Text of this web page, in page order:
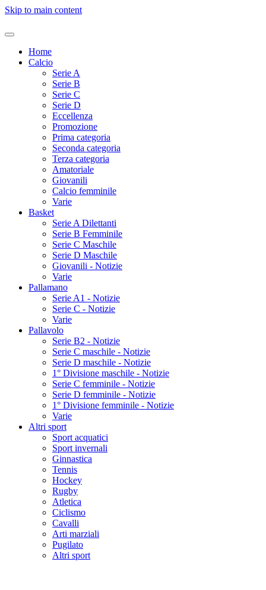
Skip to main content
Home
Calcio
Serie A
Serie B
Serie C
Serie D
Eccellenza
Promozione
Prima categoria
Seconda categoria
Terza categoria
Amatoriale
Giovanili
Calcio femminile
Varie
Basket
Serie A Dilettanti
Serie B Femminile
Serie C Maschile
Serie D Maschile
Giovanili - Notizie
Varie
Pallamano
Serie A1 - Notizie
Serie C - Notizie
Varie
Pallavolo
Serie B2 - Notizie
Serie C maschile - Notizie
Serie D maschile - Notizie
1° Divisione maschile - Notizie
Serie C femminile - Notizie
Serie D femminile - Notizie
1° Divisione femminile - Notizie
Varie
Altri sport
Sport acquatici
Sport invernali
Ginnastica
Tennis
Hockey
Rugby
Atletica
Ciclismo
Cavalli
Arti marziali
Pugilato
Altri sport